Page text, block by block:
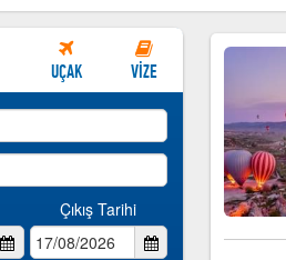
UÇAK VİZE
Çıkış Tarihi